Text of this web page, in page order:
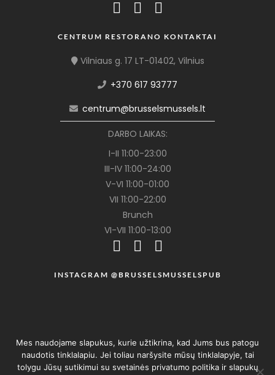
CENTRUM RESTORANO KONTAKTAI
Vilniaus g. 17 LT-01402, Vilnius
+370 617 93777
centrum@brusselsmussels.lt
DARBO LAIKAS:
I-II 11:00-23:00
III-IV 11:00-24:00
V-VI 11:00-01:00
VII 11:00-22:00
Brunch
VI-VII 11:00-13:00
INSTAGRAM @BRUSSELSMUSSELSPUB
Mes naudojame slapukus, kurie užtikrina, kad Jums bus patogu
naudotis tinklalapiu. Jei toliau naršysite mūsų tinklalapyje, tai
tolygu Jūsų sutikimui su svetainės privatumo politika ir slapukų